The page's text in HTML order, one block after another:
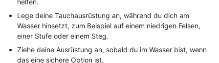
Lege deine Tauchausrüstung an, während du dich am
Wasser hinsetzt, zum Beispiel auf einem niedrigen Felsen,
einer Stufe oder einem Steg.
Ziehe deine Ausrüstung an, sobald du im Wasser bist, wenn
das eine sichere Option ist.